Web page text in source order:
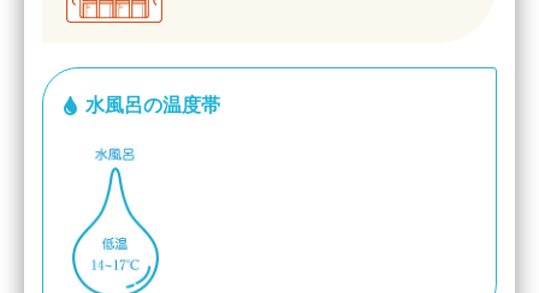
水風呂の温度帯